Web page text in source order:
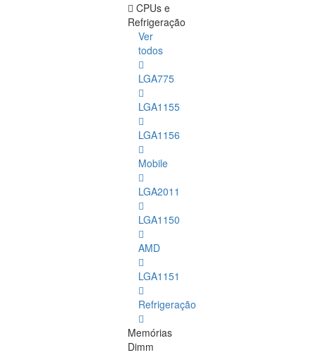
CPUs e
Refrigeração
Ver
todos
LGA775
LGA1155
LGA1156
Mobile
LGA2011
LGA1150
AMD
LGA1151
Refrigeração
Memórias
Dimm